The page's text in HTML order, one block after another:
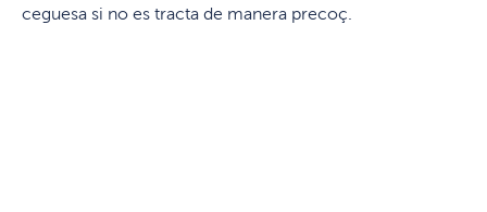
ceguesa si no es tracta de manera precoç.